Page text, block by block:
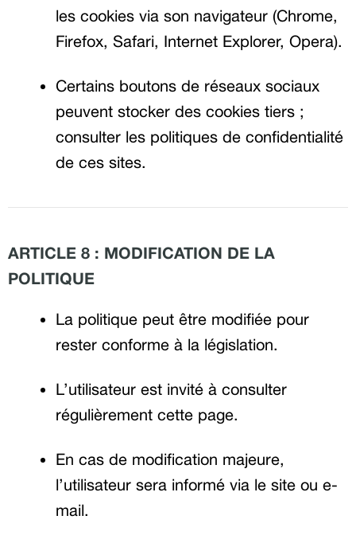
les cookies via son navigateur (Chrome,
Firefox, Safari, Internet Explorer, Opera).
Certains boutons de réseaux sociaux
peuvent stocker des cookies tiers ;
consulter les politiques de confidentialité
de ces sites.
ARTICLE 8 : MODIFICATION DE LA
POLITIQUE
La politique peut être modifiée pour
rester conforme à la législation.
L’utilisateur est invité à consulter
régulièrement cette page.
En cas de modification majeure,
l’utilisateur sera informé via le site ou e-
mail.